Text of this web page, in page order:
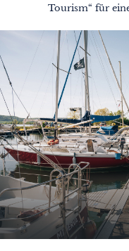
Tourism“ für